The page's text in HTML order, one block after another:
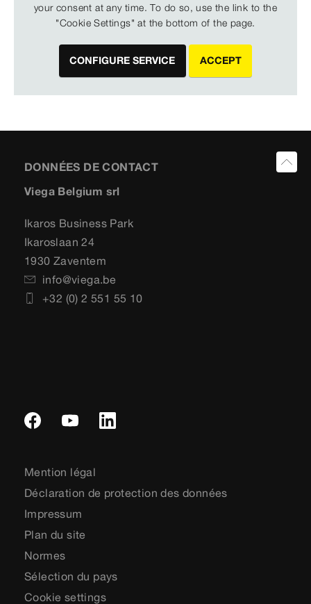
your consent at any time. To do so, use the link to the
"Cookie Settings" at the bottom of the page.
CONFIGURE SERVICE ACCEPT
DONNÉES DE CONTACT
Viega Belgium srl
Ikaros Business Park
Ikaroslaan 24
1930 Zaventem
info@viega.be
+32 (0) 2 551 55 10
Mention légal
Déclaration de protection des données
Impressum
Plan du site
Normes
Sélection du pays
Cookie settings